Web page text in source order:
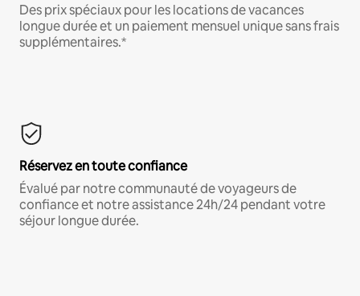
Des prix spéciaux pour les locations de vacances
longue durée et un paiement mensuel unique sans frais
supplémentaires.*
Réservez en toute confiance
Évalué par notre communauté de voyageurs de
confiance et notre assistance 24h/24 pendant votre
séjour longue durée.